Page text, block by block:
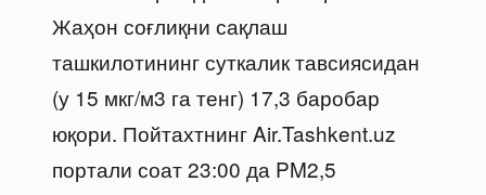
Жаҳон соғлиқни сақлаш
ташкилотининг суткалик тавсиясидан
(у 15 мкг/м3 га тенг) 17,3 баробар
юқори. Пойтахтнинг Air.Tashkent.uz
портали соат 23:00 да PM2,5